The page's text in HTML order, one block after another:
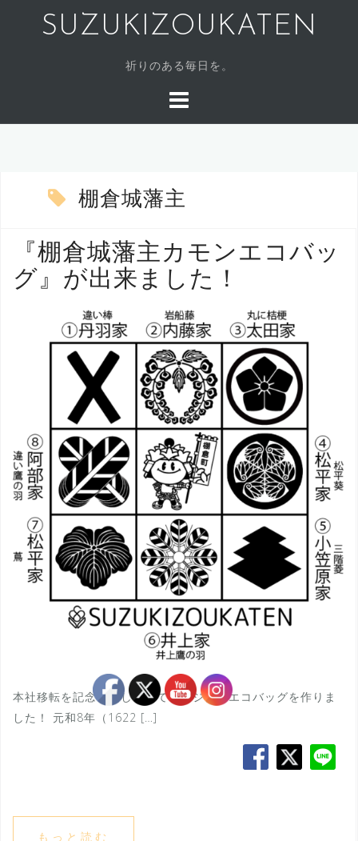
SUZUKIZOUKATEN
祈りのある毎日を。
棚倉城藩主
『棚倉城藩主カモンエコバッ
グ』が出来ました！
本社移転を記念いたしましてオリジナルエコバッグを作りま
した！ 元和8年（1622 […]
もっと読む